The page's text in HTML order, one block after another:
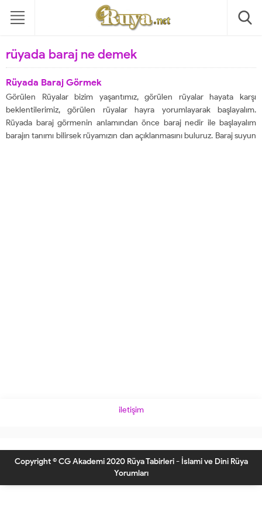
rüyada baraj ne demek
Rüyada Baraj Görmek
Görülen Rüyalar bizim yaşantımız, görülen rüyalar hayata karşı
beklentilerimiz, görülen rüyalar hayra yorumlayarak başlayalım.
Rüyada baraj görmenin anlamından önce baraj nedir ile başlayalım
barajın tanımı bilirsek rüyamızın dan açıklanmasını buluruz. Baraj suyun
iletişim
Copyright © CG Akademi 2020 Rüya Tabirleri - İslami ve Dini Rüya
Yorumları